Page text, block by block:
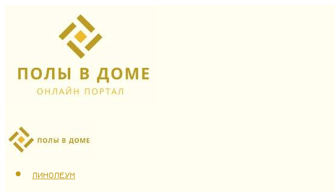
ЛАМИНАТ
ЛИНОЛЕУМ